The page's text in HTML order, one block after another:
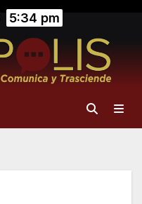
5:34 pm